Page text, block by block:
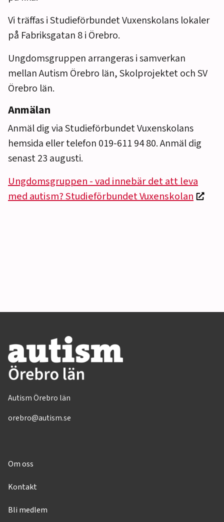
Vi träffas i Studieförbundet Vuxenskolans lokaler
på Fabriksgatan 8 i Örebro.
Ungdomsgruppen arrangeras i samverkan
mellan Autism Örebro län, Skolprojektet och SV
Örebro län.
Anmälan
Anmäl dig via Studieförbundet Vuxenskolans
hemsida eller telefon 019-611 94 80. Anmäl dig
senast 23 augusti.
Ungdomsgruppen - vad innebär det att leva
med autism? Studieförbundet Vuxenskolan
Autism Örebro län
orebro@autism.se
Om oss
Kontakt
Bli medlem